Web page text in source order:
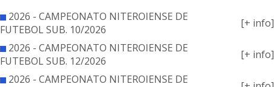
2026 - CAMPEONATO NITEROIENSE DE
FUTEBOL SUB. 10/2026
[+ info]
2026 - CAMPEONATO NITEROIENSE DE
FUTEBOL SUB. 12/2026
[+ info]
2026 - CAMPEONATO NITEROIENSE DE